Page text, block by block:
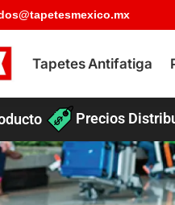
Tapetes Antifatiga
Precios